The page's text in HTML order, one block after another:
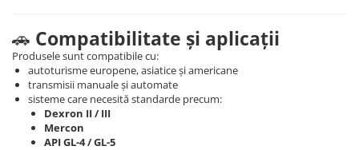
🚗 Compatibilitate și aplicații
Produsele sunt compatibile cu:
autoturisme europene, asiatice și americane
transmisii manuale și automate
sisteme care necesită standarde precum:
Dexron II / III
Mercon
API GL-4 / GL-5